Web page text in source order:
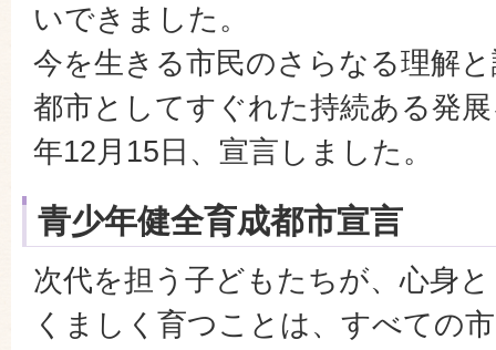
いできました。
今を生きる市民のさらなる理解
都市としてすぐれた持続ある発
年12月15日、宣言しました。
青少年健全育成都市宣言
次代を担う子どもたちが、心身
くましく育つことは、すべての